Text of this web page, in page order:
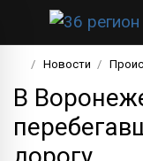
Новости
В